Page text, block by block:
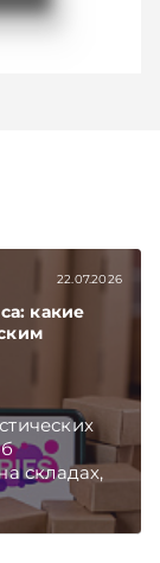
22.07.2026
какие
складах,